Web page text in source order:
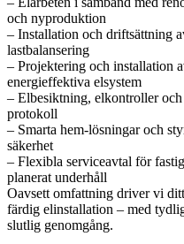
och nyproduktion
– Installation och driftsättning
lastbalansering
– Projektering och installation
energieffektiva elsystem
– Elbesiktning, elkontroller
protokoll
– Smarta hem-lösningar och
säkerhet
– Flexibla serviceavtal för
planerat underhåll
Oavsett omfattning driver vi
färdig elinstallation – med
slutlig genomgång.